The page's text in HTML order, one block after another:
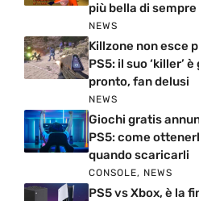
più bella di sempre
NEWS
Killzone non esce
PS5: il suo ‘killer’ è
pronto, fan delusi
NEWS
Giochi gratis
PS5: come
quando scaricarli
CONSOLE, NEWS
PS5 vs Xbox, è la